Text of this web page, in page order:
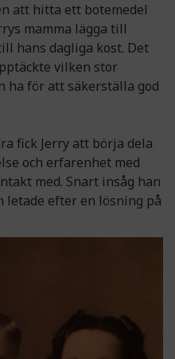
att hitta ett botemedel
mamma lägga till
hans dagliga kost. Det
vilken stor
för att säkerställa god
fick Jerry att börja dela
och erfarenhet med
med. Snart insåg han
letade efter en lösning på